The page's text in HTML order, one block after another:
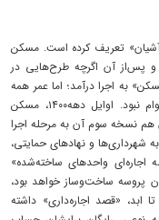
اسم طرح مسکن‌ حمایتی۳ را «آشیان» تعریف کرده است. مسکن
شد و پس‌از آن اگرچه طرح‌هایی در
به اجرا درآمد؛ اما عمر همه
آنها، محدود بود و به‌خاطر شرایط اقتصادی، قابل دوام نبود. اوایل دهه۱۴۰۰، مسکن
هم نسخه سوم آن به مرحله اجرا
و نهادهای حمایتی،
مشروط به «حداقل ۱۰سال عرضه اجاره‌ای واحدهای ساخته‌شده»
بهای زمین بعداز ۱۲ سال، که ۲ سال آن پروسه ساخت‌وساز خواهد بود،
ابد، «قصد اجاره‌داری» داشته